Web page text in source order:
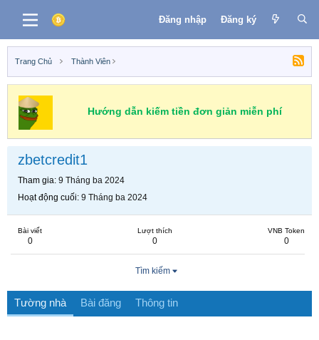
Đăng nhập Đăng ký
Trang Chủ Thành Viên
Hướng dẫn kiếm tiền đơn giản miễn phí
zbetcredit1
Tham gia 9 Tháng ba 2024
Hoạt động cuối 9 Tháng ba 2024
Bài viết
0
Lượt thích
0
VNB Token
0
Tìm kiếm
Tường nhà Bài đăng Thông tin